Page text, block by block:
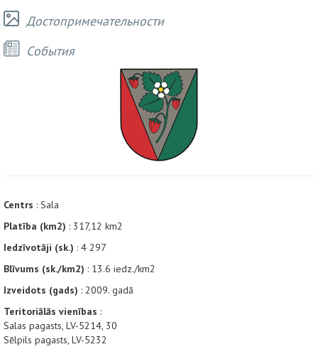
Достопримечательности
Cобытия
Centrs : Sala
Platība (km2) : 317,12 km2
Iedzīvotāji (sk.) : 4 297
Blīvums (sk./km2) : 13.6 iedz./km2
Izveidots (gads) : 2009. gadā
Teritoriālās vienības :
Salas pagasts, LV-5214, 30
Sēlpils pagasts, LV-5232